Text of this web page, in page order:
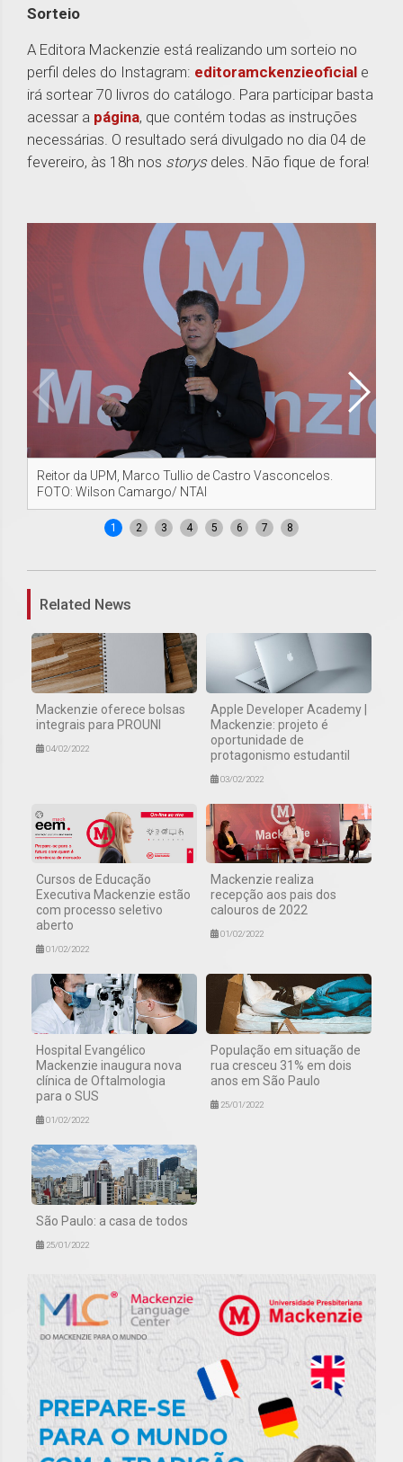
Sorteio
A Editora Mackenzie está realizando um sorteio no
perfil deles do Instagram: editoramckenzieoficial e
irá sortear 70 livros do catálogo. Para participar basta
acessar a página, que contém todas as instruções
necessárias. O resultado será divulgado no dia 04 de
fevereiro, às 18h nos storys deles. Não fique de fora!
Reitor da UPM, Marco Tullio de Castro Vasconcelos.
FOTO: Wilson Camargo/ NTAI
1 2 3 4 5 6 7 8
Related News
Mackenzie oferece bolsas
integrais para PROUNI
04/02/2022
Apple Developer Academy |
Mackenzie: projeto é
oportunidade de
protagonismo estudantil
03/02/2022
Cursos de Educação
Executiva Mackenzie estão
com processo seletivo
aberto
01/02/2022
Mackenzie realiza
recepção aos pais dos
calouros de 2022
01/02/2022
Hospital Evangélico
Mackenzie inaugura nova
clínica de Oftalmologia
para o SUS
01/02/2022
População em situação de
rua cresceu 31% em dois
anos em São Paulo
25/01/2022
São Paulo: a casa de todos
25/01/2022